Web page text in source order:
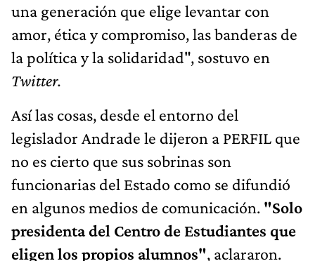
una generación que elige levantar con
amor, ética y compromiso, las banderas de
la política y la solidaridad", sostuvo en
Twitter.
Así las cosas, desde el entorno del
legislador Andrade le dijeron a PERFIL que
no es cierto que sus sobrinas son
funcionarias del Estado como se difundió
en algunos medios de comunicación. "Solo
presidenta del Centro de Estudiantes que
eligen los propios alumnos", aclararon.